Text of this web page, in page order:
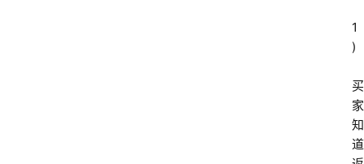
1
)
买
家
知
道